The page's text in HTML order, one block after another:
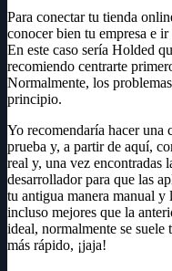
Para conectar tu tienda
conocer bien tu empresa e
En este caso sería Holded
recomiendo centrarte
Normalmente, los
principio.
Yo recomendaría hacer una
prueba y, a partir de aquí,
real y, una vez encontradas
desarrollador para que las
tu antigua manera manual y
incluso mejores que la
ideal, normalmente se suele
más rápido, ¡jaja!